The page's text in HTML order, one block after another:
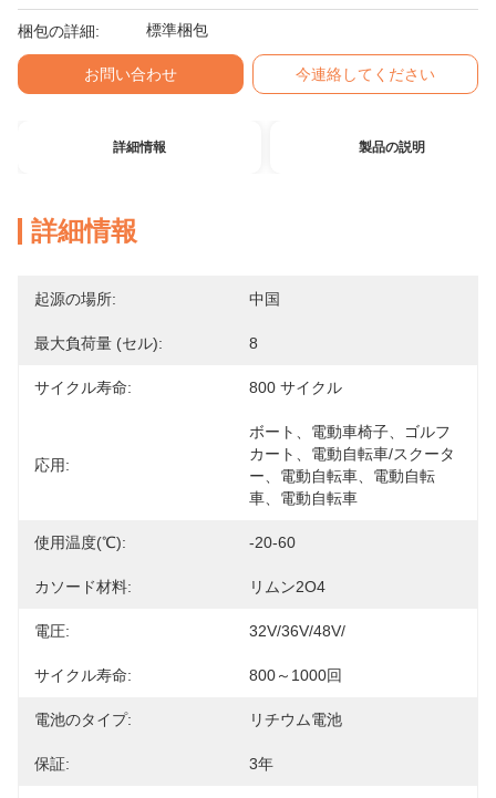
梱包の詳細: 標準梱包
お問い合わせ 今連絡してください
詳細情報 製品の説明
詳細情報
起源の場所: 中国
最大負荷量 (セル): 8
サイクル寿命: 800 サイクル
応用:
ボート、電動車椅子、ゴルフ
カート、電動自転車/スクータ
ー、電動自転車、電動自転
車、電動自転車
使用温度(℃): -20-60
カソード材料: リムン2O4
電圧: 32V/36V/48V/
サイクル寿命: 800～1000回
電池のタイプ: リチウム電池
保証: 3年